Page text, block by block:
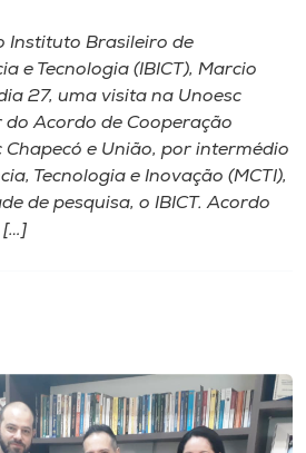
Instituto Brasileiro de
e Tecnologia (IBICT), Marcio
27, uma visita na Unoesc
Acordo de Cooperação
Chapecó e União, por intermédio
Tecnologia e Inovação (MCTI),
de pesquisa, o IBICT. Acordo
[…]